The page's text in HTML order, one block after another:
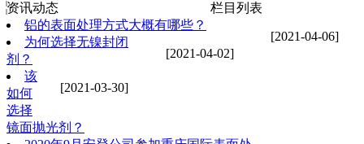
资讯动态 栏目列表
[2021-04-06]
铝的表面处理方式大概有哪些？
[2021-04-02]
为何选择无镍封闭
剂？
[2021-03-30]
该
如何
选择
镜面抛光剂？